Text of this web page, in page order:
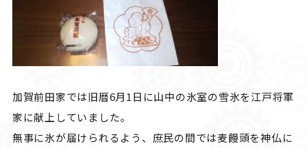
加賀前田家では旧暦6月1日に山中の氷室の雪氷を江戸将軍
家に献上していました。
無事に氷が届けられるよう、庶民の間では麦饅頭を神仏に